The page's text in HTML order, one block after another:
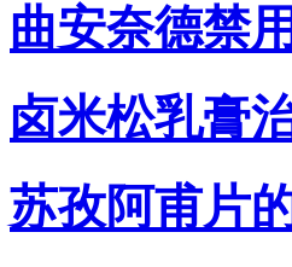
曲安奈德禁
卤米松乳膏
苏孜阿甫片